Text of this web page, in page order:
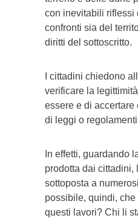
con inevitabili riflessi
confronti sia del
diritti del sottoscritto.
I cittadini chiedono
verificare la
essere e di
di leggi o
In effetti, guardando
prodotta dai cittadini,
sottoposta a
possibile, quindi,
questi lavori? Chi li